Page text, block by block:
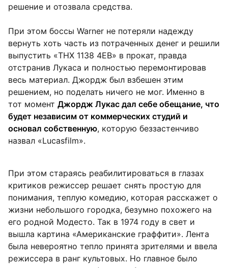
решение и отозвала средства.
При этом боссы Warner не потеряли надежду
вернуть хоть часть из потраченных денег и решили
выпустить «THX 1138 4EB» в прокат, правда
отстранив Лукаса и полностью перемонтировав
весь материал. Джордж был взбешен этим
решением, но поделать ничего не мог. Именно в
тот момент Джордж Лукас дал себе обещание, что
будет независим от коммерческих студий и
основал собственную, которую беззастенчиво
назвал «Lucasfilm».
При этом стараясь реабилитироваться в глазах
критиков режиссер решает снять простую для
понимания, теплую комедию, которая расскажет о
жизни небольшого городка, безумно похожего на
его родной Модесто. Так в 1974 году в свет и
вышла картина «Американские граффити». Лента
была невероятно тепло принята зрителями и ввела
режиссера в ранг культовых. Но главное было